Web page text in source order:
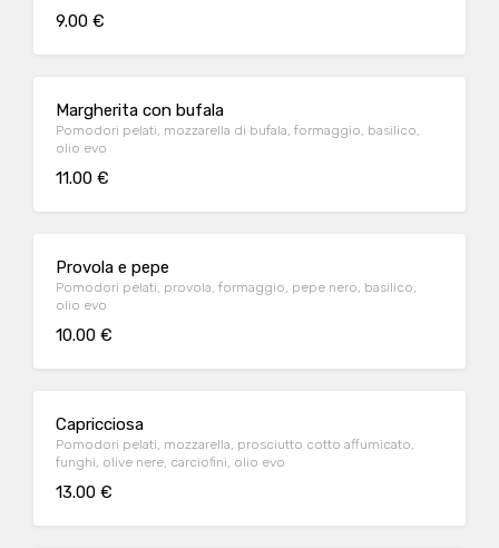
9.00 €
Margherita con bufala
Pomodori pelati, mozzarella di bufala, formaggio, basilico,
olio evo
11.00 €
Provola e pepe
Pomodori pelati, provola, formaggio, pepe nero, basilico,
olio evo
10.00 €
Capricciosa
Pomodori pelati, mozzarella, prosciutto cotto affumicato,
funghi, olive nere, carciofini, olio evo
13.00 €